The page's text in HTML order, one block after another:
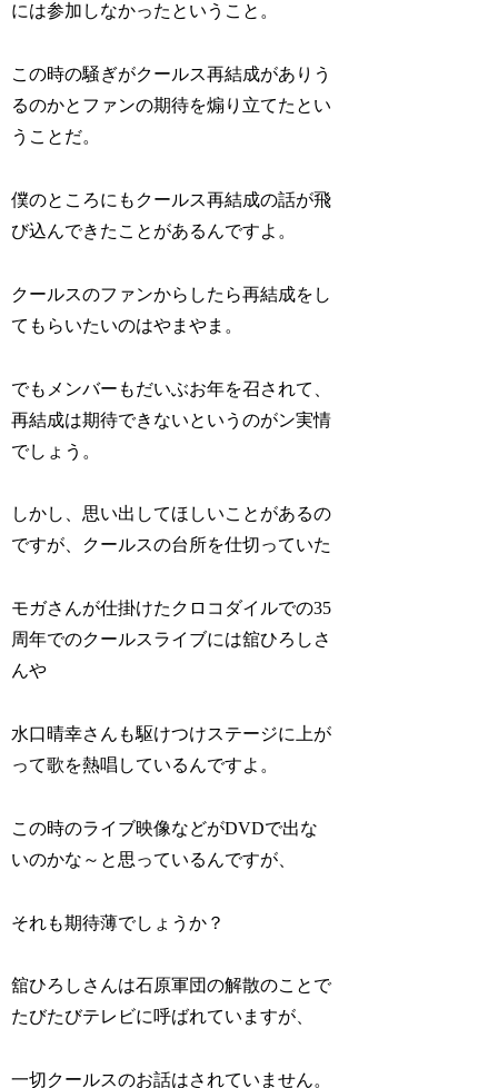
には参加しなかったということ。
この時の騒ぎがクールス再結成がありう
るのかとファンの期待を煽り立てたとい
うことだ。
僕のところにもクールス再結成の話が飛
び込んできたことがあるんですよ。
クールスのファンからしたら再結成をし
てもらいたいのはやまやま。
でもメンバーもだいぶお年を召されて、
再結成は期待できないというのがン実情
でしょう。
しかし、思い出してほしいことがあるの
ですが、クールスの台所を仕切っていた
モガさんが仕掛けたクロコダイルでの35
周年でのクールスライブには舘ひろしさ
んや
水口晴幸さんも駆けつけステージに上が
って歌を熱唱しているんですよ。
この時のライブ映像などがDVDで出な
いのかな～と思っているんですが、
それも期待薄でしょうか？
舘ひろしさんは石原軍団の解散のことで
たびたびテレビに呼ばれていますが、
一切クールスのお話はされていません。